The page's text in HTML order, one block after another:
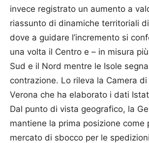
invece registrato un aumento a
riassunto di dinamiche territoriali
dove a guidare l’incremento si
una volta il Centro e – in misura
Sud e il Nord mentre le Isole
contrazione. Lo rileva la Camera
Verona che ha elaborato i dati
Dal punto di vista geografico, la
mantiene la prima posizione come
mercato di sbocco per le